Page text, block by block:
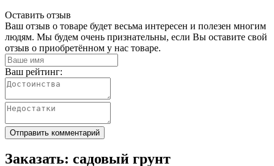
Оставить отзыв
Ваш отзыв о товаре будет весьма интересен и полезен многим
людям. Мы будем очень признательны, если Вы оставите свой
отзыв о приобретённом у нас товаре.
Ваш рейтинг:
Отправить комментарий
Заказать: садовый грунт